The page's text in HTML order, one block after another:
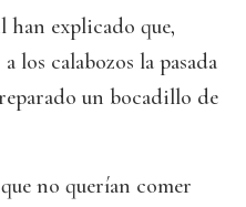
han explicado que,
los calabozos la pasada
un bocadillo de
no querían comer